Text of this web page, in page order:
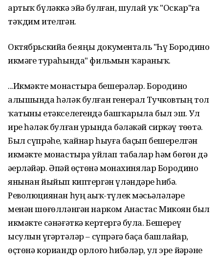
артыҡ бүләккә эйә булған, шулай уҡ "Оскар"ға
тәҡдим ителгән.
Октябрьскийҙа беҙ яңы документаль "Һүҙ Бородино
икмәге тураһында" фильмын ҡараныҡ.
...Икмәкте монастырҙа бешерәләр. Бородино
алышында һәләк булған генерал Тучковтың тол
ҡатыны етәкселегендә башҡарыла был эш. Ул
ире һәләк булған урында бәләкәй сиркәү төҙөтә.
Был сүпрәһеҙ, ҡайнар һыуға баҫып бешерелгән
икмәкте монастырҙа уйлап табалар һәм бөгөн дә
әҙерләйҙәр. Әпәй өҫтөнә монахинялар Бородино
янынан йыйып киптергән үләндәрҙе һибә.
Революциянан һуң аҙыҡ-түлек мәсьәләләре
менән шөғөлләнгән нарком Анастас Микоян был
икмәкте сәнәғәткә кертергә була. Бешереү
ысулын үҙгәртәләр – сүпрәгә баҫа башлайҙар,
өҫтөнә кориандр орлоғо һибәләр, ул эре йәҙрәне